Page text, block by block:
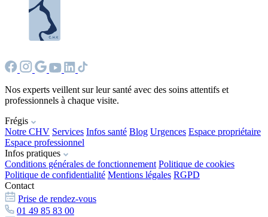
Nos experts veillent sur leur santé avec des soins attentifs et
professionnels à chaque visite.
Frégis
Notre CHV Services Infos santé Blog Urgences Espace propriétaire
Espace professionnel
Infos pratiques
Conditions générales de fonctionnement Politique de cookies
Politique de confidentialité Mentions légales RGPD
Contact
Prise de rendez-vous
01 49 85 83 00